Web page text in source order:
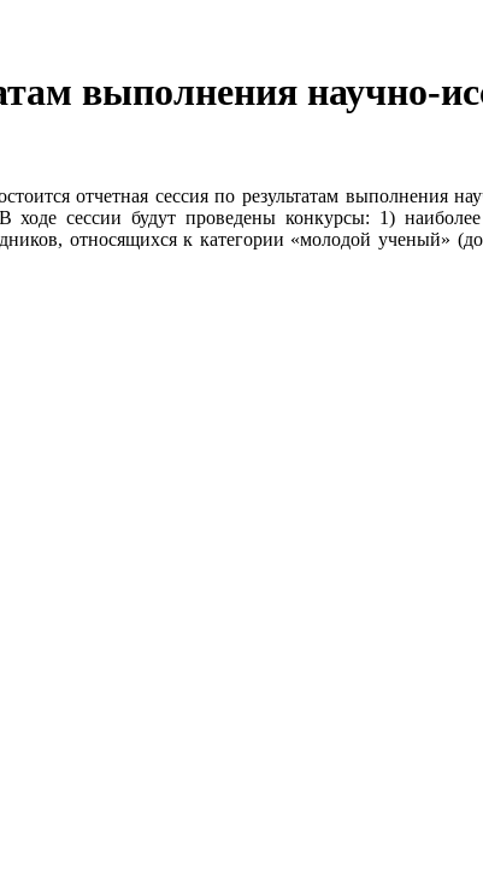
выполнения научно-
отчетная сессия по результатам выполнения
сессии будут проведены конкурсы: 1) наиболее
относящихся к категории «молодой ученый»